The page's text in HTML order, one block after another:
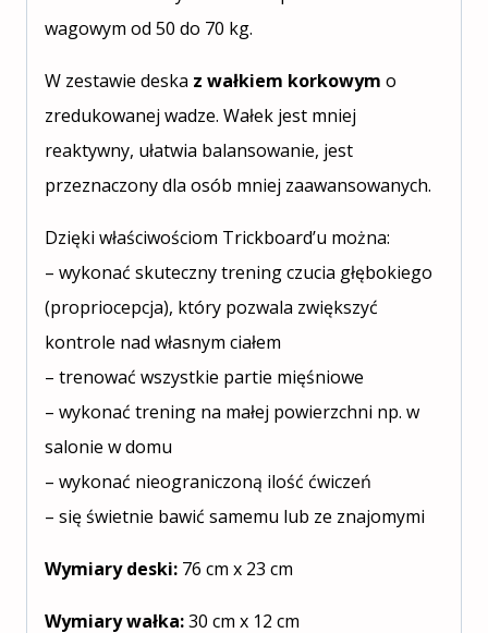
wagowym od 50 do 70 kg.
W zestawie deska z wałkiem korkowym o
zredukowanej wadze. Wałek jest mniej
reaktywny, ułatwia balansowanie, jest
przeznaczony dla osób mniej zaawansowanych.
Dzięki właściwościom Trickboard’u można:
– wykonać skuteczny trening czucia głębokiego
(propriocepcja), który pozwala zwiększyć
kontrole nad własnym ciałem
– trenować wszystkie partie mięśniowe
– wykonać trening na małej powierzchni np. w
salonie w domu
– wykonać nieograniczoną ilość ćwiczeń
– się świetnie bawić samemu lub ze znajomymi
Wymiary deski: 76 cm x 23 cm
Wymiary wałka:30 cm x 12 cm